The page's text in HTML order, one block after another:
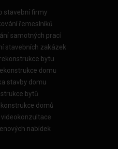
stavební firmy
řemeslníků
samotných prací
stavebních zakázek
bytu
domu
stavby domu
bytů
domů
videokonzultace
nabídek